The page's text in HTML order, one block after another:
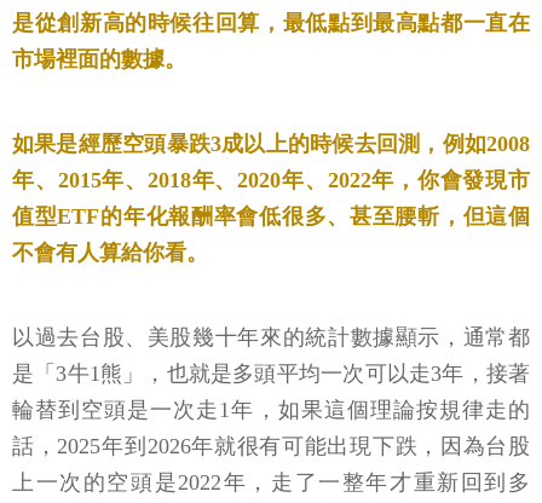
是從創新高的時候往回算，最低點到最高點都一直在
市場裡面的數據。
如果是經歷空頭暴跌3成以上的時候去回測，例如2008
年、2015年、2018年、2020年、2022年，你會發現市
值型ETF的年化報酬率會低很多、甚至腰斬，但這個
不會有人算給你看。
以過去台股、美股幾十年來的統計數據顯示，通常都
是「3牛1熊」，也就是多頭平均一次可以走3年，接著
輪替到空頭是一次走1年，如果這個理論按規律走的
話，2025年到2026年就很有可能出現下跌，因為台股
上一次的空頭是2022年，走了一整年才重新回到多